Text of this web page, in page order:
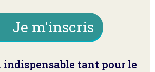
Je m'inscris
tant pour le